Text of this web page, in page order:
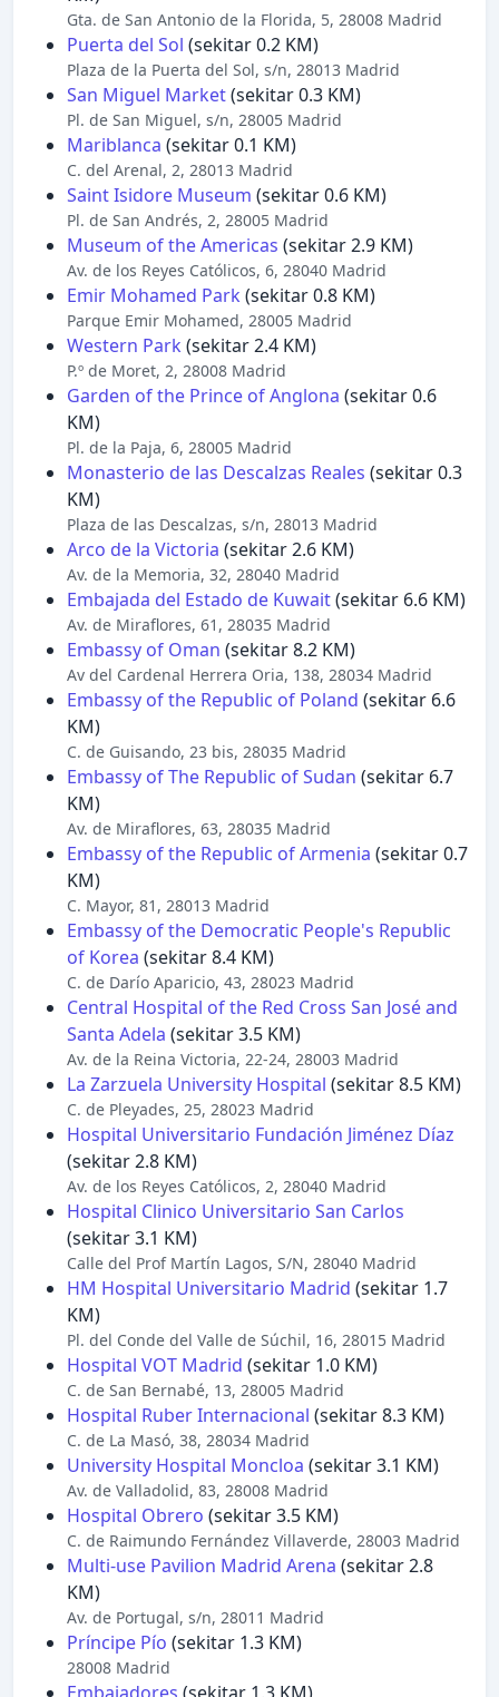
Gta. de San Antonio de la Florida, 5, 28008 Madrid
Puerta del Sol (sekitar 0.2 KM)
Plaza de la Puerta del Sol, s/n, 28013 Madrid
San Miguel Market(sekitar 0.3 KM)
Pl. de San Miguel, s/n, 28005 Madrid
Mariblanca (sekitar 0.1 KM)
C. del Arenal, 2, 28013 Madrid
Saint Isidore Museum (sekitar 0.6 KM)
Pl. de San Andrés, 2, 28005 Madrid
Museum of the Americas (sekitar 2.9 KM)
Av. de los Reyes Católicos, 6, 28040 Madrid
Emir Mohamed Park (sekitar 0.8 KM)
Parque Emir Mohamed, 28005 Madrid
Western Park (sekitar 2.4 KM)
P.º de Moret, 2, 28008 Madrid
Garden of the Prince of Anglona (sekitar 0.6
KM)
Pl. de la Paja, 6, 28005 Madrid
Monasterio de las Descalzas Reales (sekitar 0.3
KM)
Plaza de las Descalzas, s/n, 28013 Madrid
Arco de la Victoria (sekitar 2.6 KM)
Av. de la Memoria, 32, 28040 Madrid
Embajada del Estado de Kuwait(sekitar 6.6 KM)
Av. de Miraflores, 61, 28035 Madrid
Embassy of Oman (sekitar 8.2 KM)
Av del Cardenal Herrera Oria, 138, 28034 Madrid
Embassy of the Republic of Poland (sekitar 6.6
KM)
C. de Guisando, 23 bis, 28035 Madrid
Embassy of The Republic of Sudan (sekitar 6.7
KM)
Av. de Miraflores, 63, 28035 Madrid
Embassy of the Republic of Armenia (sekitar 0.7
KM)
C. Mayor, 81, 28013 Madrid
Embassy of the Democratic People's Republic
of Korea (sekitar 8.4 KM)
C. de Darío Aparicio, 43, 28023 Madrid
Central Hospital of the Red Cross San José and
Santa Adela (sekitar 3.5 KM)
Av. de la Reina Victoria, 22-24, 28003 Madrid
La Zarzuela University Hospital (sekitar 8.5 KM)
C. de Pleyades, 25, 28023 Madrid
Hospital Universitario Fundación Jiménez Díaz
(sekitar 2.8 KM)
Av. de los Reyes Católicos, 2, 28040 Madrid
Hospital Clinico Universitario San Carlos
(sekitar 3.1 KM)
Calle del Prof Martín Lagos, S/N, 28040 Madrid
HM Hospital Universitario Madrid (sekitar 1.7
KM)
Pl. del Conde del Valle de Súchil, 16, 28015 Madrid
Hospital VOT Madrid (sekitar 1.0 KM)
C. de San Bernabé, 13, 28005 Madrid
Hospital Ruber Internacional (sekitar 8.3 KM)
C. de La Masó, 38, 28034 Madrid
University Hospital Moncloa (sekitar 3.1 KM)
Av. de Valladolid, 83, 28008 Madrid
Hospital Obrero (sekitar 3.5 KM)
C. de Raimundo Fernández Villaverde, 28003 Madrid
Multi-use Pavilion Madrid Arena (sekitar 2.8
KM)
Av. de Portugal, s/n, 28011 Madrid
Príncipe Pío (sekitar 1.3 KM)
28008 Madrid